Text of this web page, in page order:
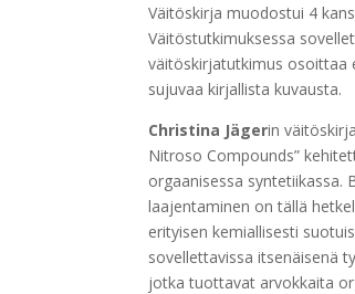
Väitöskirja muodostui 4
Väitöstutkimuksessa
väitöskirjatutkimus osoittaa
sujuvaa kirjallista kuvausta.
Christina Jägerin
Nitroso Compounds”
orgaanisessa syntetiikassa.
laajentaminen on tällä
erityisen kemiallisesti
sovellettavissa itsenäisenä
jotka tuottavat arvokkaita